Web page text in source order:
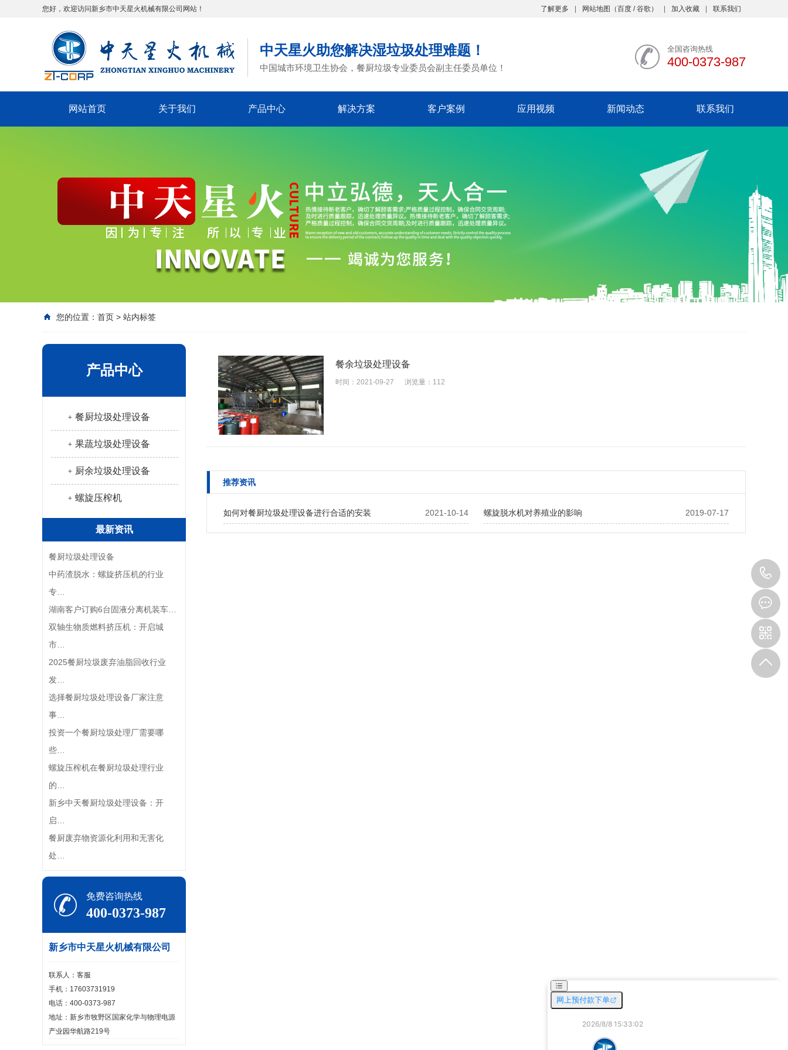
您好，欢迎访问新乡市中天星火机械有限公司网站！ 了解更多 网站地图 （百度 /谷歌 ） 加入收藏 联系我们
中天星火助您解决湿垃圾处理难题！
中国城市环境卫生协会，餐厨垃圾专业委员会副主任委员单位！
全国咨询热线
400-0373-987
网站首页 关于我们 产品中心 解决方案 客户案例 应用视频 新闻动态 联系我们
您的位置： 首页 > 站内标签
产品中心
﹢餐厨垃圾处理设备
﹢果蔬垃圾处理设备
﹢厨余垃圾处理设备
﹢螺旋压榨机
最新资讯
餐厨垃圾处理设备
中药渣脱水：螺旋挤压机的行业
专…
湖南客户订购6台固液分离机装车…
双轴生物质燃料挤压机：开启城
市…
2025餐厨垃圾废弃油脂回收行业
发…
选择餐厨垃圾处理设备厂家注意
事…
投资一个餐厨垃圾处理厂需要哪
些…
螺旋压榨机在餐厨垃圾处理行业
的…
新乡中天餐厨垃圾处理设备：开
启…
餐厨废弃物资源化利用和无害化
处…
免费咨询热线
400-0373-987
新乡市中天星火机械有限公司
联系人：客服
手机：17603731919
电话：400-0373-987
地址：新乡市牧野区国家化学与物理电源
产业园华航路219号
餐余垃圾处理设备
时间：2021-09-27 浏览量：112
推荐资讯
2021-10-14
如何对餐厨垃圾处理设备进行合适的安装 2019-07-17
螺旋脱水机对养殖业的影响